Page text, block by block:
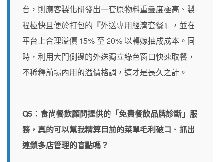
台，則應客製化研發出一套原物料重疊度極高、製
程極快且便於打包的『外送專用經濟套餐』，並在
平台上合理溢價 15% 至 20% 以轉嫁抽成成本。同
時，利用大門側邊的外送獨立綠色窗口快速取餐，
不稀釋前場內用的溢價格調，這才是長久之計。
Q5：食尚餐飲顧問提供的「免費餐飲品牌診斷」服
務，真的可以幫我精算目前的菜單毛利破口、抓出
連鎖多店管理的盲點嗎？